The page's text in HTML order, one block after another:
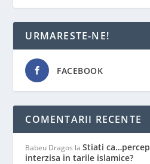
URMARESTE-NE!
FACEBOOK
COMENTARII RECENTE
Babeu Dragos laStiati
interzisa in tarile islamice?